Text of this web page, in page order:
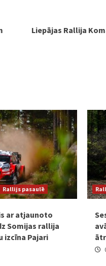
Liepājas Rallija
Rallijs pasaulē
ar atjaunoto
Somijas rallija
izcīna Pajari